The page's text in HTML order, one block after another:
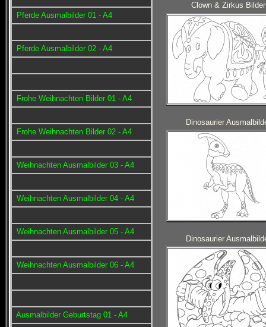
Pferde Ausmalbilder 01 - A4
Pferde Ausmalbilder 02 - A4
Frohe Weihnachten Bilder 01 - A4
Frohe Weihnachten Bilder 02 - A4
Weihnachten Ausmalbilder 03 - A4
Weihnachten Ausmalbilder 04 - A4
Weihnachten Ausmalbilder 05 - A4
Weihnachten Ausmalbilder 06 - A4
Ausmalbilder Geburtstag 01 - A4
Clown & Zirkus Bilder
Dinosaurier
Dinosaurier